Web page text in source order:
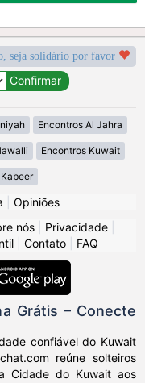
seja solidário por favor
Encontros Al Jahra
Encontros Kuwait
Opiniões
nós Privacidade
Contato FAQ
Grátis – Conecte
confiável do Kuwait
reúne solteiros
Cidade do Kuwait aos